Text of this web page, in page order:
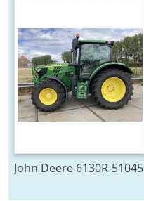
John Deere 6130R-51045